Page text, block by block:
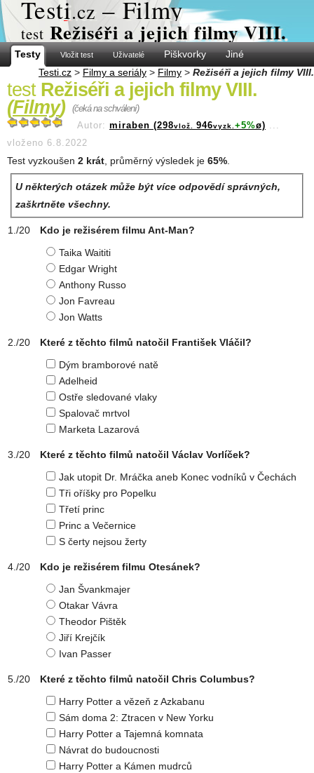
Testi.cz – Filmy
test Režiséři a jejich filmy VIII.
Testy Vložit test Uživatelé Piškvorky
Jiné
Testi.cz > Filmy a seriály > Filmy > Režiséři a jejich filmy VIII.
test Režiséři a jejich filmy VIII.
(Filmy) (čeká na schválení)
Autor: miraben (298vlož. 946vyzk.+5%ø) ...
vloženo 6.8.2022
Test vyzkoušen 2 krát, průměrný výsledek je 65%.
U některých otázek může být více odpovědí správných,
zaškrtněte všechny.
Kdo je režisérem filmu Ant-Man?
Taika Waititi
Edgar Wright
Anthony Russo
Jon Favreau
Jon Watts
Které z těchto filmů natočil František Vláčil?
Dým bramborové natě
Adelheid
Ostře sledované vlaky
Spalovač mrtvol
Marketa Lazarová
Které z těchto filmů natočil Václav Vorlíček?
Jak utopit Dr. Mráčka aneb Konec vodníků v Čechách
Tři oříšky pro Popelku
Třetí princ
Princ a Večernice
S čerty nejsou žerty
Kdo je režisérem filmu Otesánek?
Jan Švankmajer
Otakar Vávra
Theodor Pištěk
Jiří Krejčík
Ivan Passer
Které z těchto filmů natočil Chris Columbus?
Harry Potter a vězeň z Azkabanu
Sám doma 2: Ztracen v New Yorku
Harry Potter a Tajemná komnata
Návrat do budoucnosti
Harry Potter a Kámen mudrců